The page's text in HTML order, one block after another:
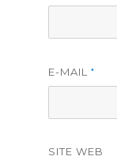
E-MAIL *
SITE WEB